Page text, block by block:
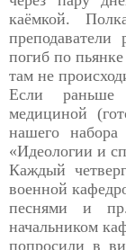
каёмкой.
преподаватели
погиб по
там не
Если
медициной
нашего
«Идеологии и
Каждый
военной
песнями и
начальником
попросили в